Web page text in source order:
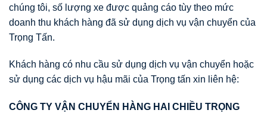
chúng tôi, số lượng xe được quảng cáo tùy theo mức
doanh thu khách hàng đã sử dụng dịch vụ vận chuyển của
Trọng Tấn.
Khách hàng có nhu cầu sử dụng dịch vụ vận chuyển hoặc
sử dụng các dịch vụ hậu mãi của Trọng tấn xin liên hệ:
CÔNG TY VẬ N CHUYỂ N HÀNG HAI CHI ỀU TRỌNG